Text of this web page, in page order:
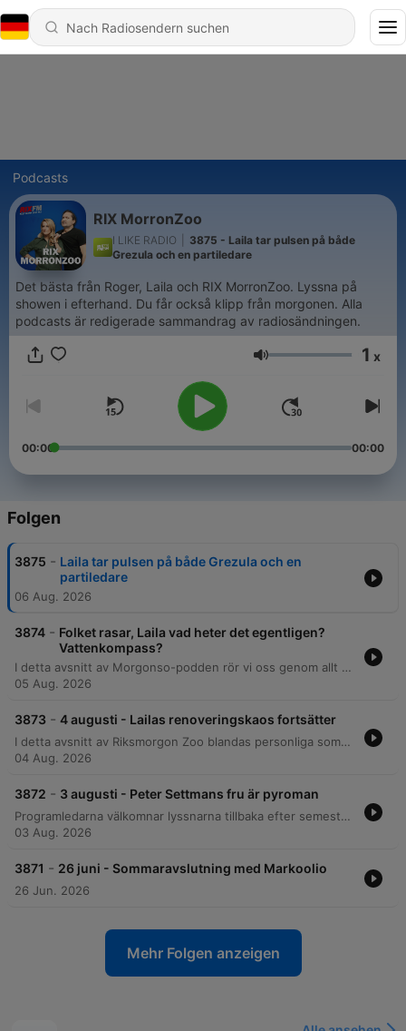
Podcasts
RIX MorronZoo
I LIKE RADIO
3875 - Laila tar pulsen på både
Grezula och en partiledare
Det bästa från Roger, Laila och RIX MorronZoo. Lyssna på
showen i efterhand. Du får också klipp från morgonen. Alla
podcasts är redigerade sammandrag av radiosändningen.
Lautstärke 1 x
00:00 00:00
Folgen
3875 - Laila tar pulsen på både Grezula och en
partiledare
06 Aug. 2026
3874 - Folket rasar, Laila vad heter det egentligen?
Vattenkompass?
I detta avsnitt av Morgonso-podden rör vi oss genom allt från festivalnyheter och populärkultur till personliga reflektioner. Vi diskuterar kommande evenemang som Riks-FM-festivalen, pratar om tv-serien Ted Lasso och minns den nyligen bortgångna Linda Hammar. Programledarna delar även med sig av vardagliga funderingar kring allt från tandhygienistbesök och brittiska kexvanor till nya boendetrender för äldre. Vi avslutar med interaktiva tävlingar, ordjakter och lyssnarinslag om drömmar om framtiden.
05 Aug. 2026
3873 - 4 augusti - Lailas renoveringskaos fortsätter
I detta avsnitt av Riksmorgon Zoo blandas personliga sommaranekdoter med allt från vardagskaos och bostadsrättskonflikter till diskussioner om åldersskillnader i relationer. Programledarna delar med sig av sina bästa (och sämsta) minnen från sommaren, inklusive Lailas renoveringsmisslyckanden och traumatiska upplevelser med utedass. Programmet innehåller även spännande tävlingar som Ordjakten och Sverige mot morgonso, samt diskussioner kring aktuella nyheter, dokumentärtips och lyssnarfrågor i Familjerådet.
04 Aug. 2026
3872 - 3 augusti - Peter Settmans fru är pyroman
Programledarna välkomnar lyssnarna tillbaka efter semestern till Morgonsso-podden. Avsnittet bjuder på allt från rykten om Dua Lipas besök på Södermalm och personliga sommarminnen, till praktiska tips för vattenskadade mobiler och diskussioner kring aktuella nyhetsrubriker. I studion återvänder även Peter Zettman och den nya kollegan Erik Myrlund. Programmet innehåller tävlingsmoment som Instagram-gissning och en lek mellan Sverige och morgonså, samt avrundas med humoristiska lokala nyheter.
03 Aug. 2026
3871 - 26 juni - Sommaravslutning med Markoolio
26 Jun. 2026
Mehr Folgen anzeigen